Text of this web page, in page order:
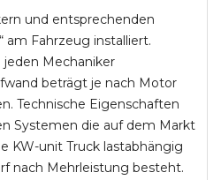
und entsprechenden
“ am Fahrzeug installiert.
Mechaniker
beträgt je nach Motor
Technische Eigenschaften
Systemen die auf dem Markt
KW-unit Truck lastabhängig
nach Mehrleistung besteht.